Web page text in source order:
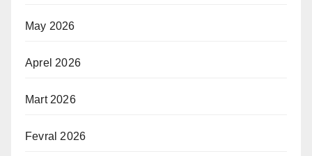
May 2026
Aprel 2026
Mart 2026
Fevral 2026